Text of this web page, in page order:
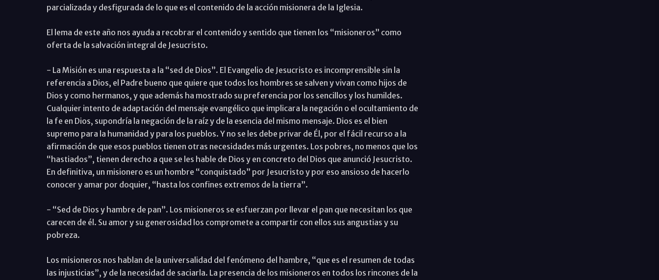
parcializada y desfigurada de lo que es el contenido de la acción misionera de la Iglesia.
El lema de este año nos ayuda a recobrar el contenido y sentido que tienen los “misioneros” como
oferta de la salvación integral de Jesucristo.
- La Misión es una respuesta a la “sed de Dios”. El Evangelio de Jesucristo es incomprensible sin la
referencia a Dios, el Padre bueno que quiere que todos los hombres se salven y vivan como hijos de
Dios y como hermanos, y que además ha mostrado su preferencia por los sencillos y los humildes.
Cualquier intento de adaptación del mensaje evangélico que implicara la negación o el ocultamiento de
la fe en Dios, supondría la negación de la raíz y de la esencia del mismo mensaje. Dios es el bien
supremo para la humanidad y para los pueblos. Y no se les debe privar de Él, por el fácil recurso a la
afirmación de que esos pueblos tienen otras necesidades más urgentes. Los pobres, no menos que los
“hastiados”, tienen derecho a que se les hable de Dios y en concreto del Dios que anunció Jesucristo.
En definitiva, un misionero es un hombre “conquistado” por Jesucristo y por eso ansioso de hacerlo
conocer y amar por doquier, “hasta los confines extremos de la tierra”.
- “Sed de Dios y hambre de pan”. Los misioneros se esfuerzan por llevar el pan que necesitan los que
carecen de él. Su amor y su generosidad los compromete a compartir con ellos sus angustias y su
pobreza.
Los misioneros nos hablan de la universalidad del fenómeno del hambre, “que es el resumen de todas
las injusticias”, y de la necesidad de saciarla. La presencia de los misioneros en todos los rincones de la